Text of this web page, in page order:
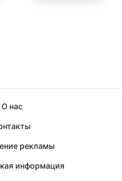
О нас
рекламы
информация